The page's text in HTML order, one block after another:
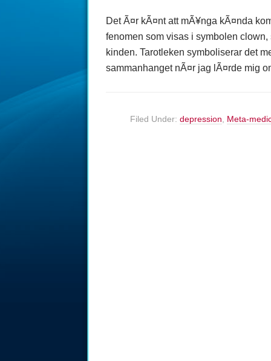
Det Ã¤r kÃ¤nt att mÃ¥nga kÃ¤nda
fenomen som visas i symbolen
kinden. Tarotleken symboliserar det
sammanhanget nÃ¤r jag lÃ¤rde mig
Filed Under: depression Meta-